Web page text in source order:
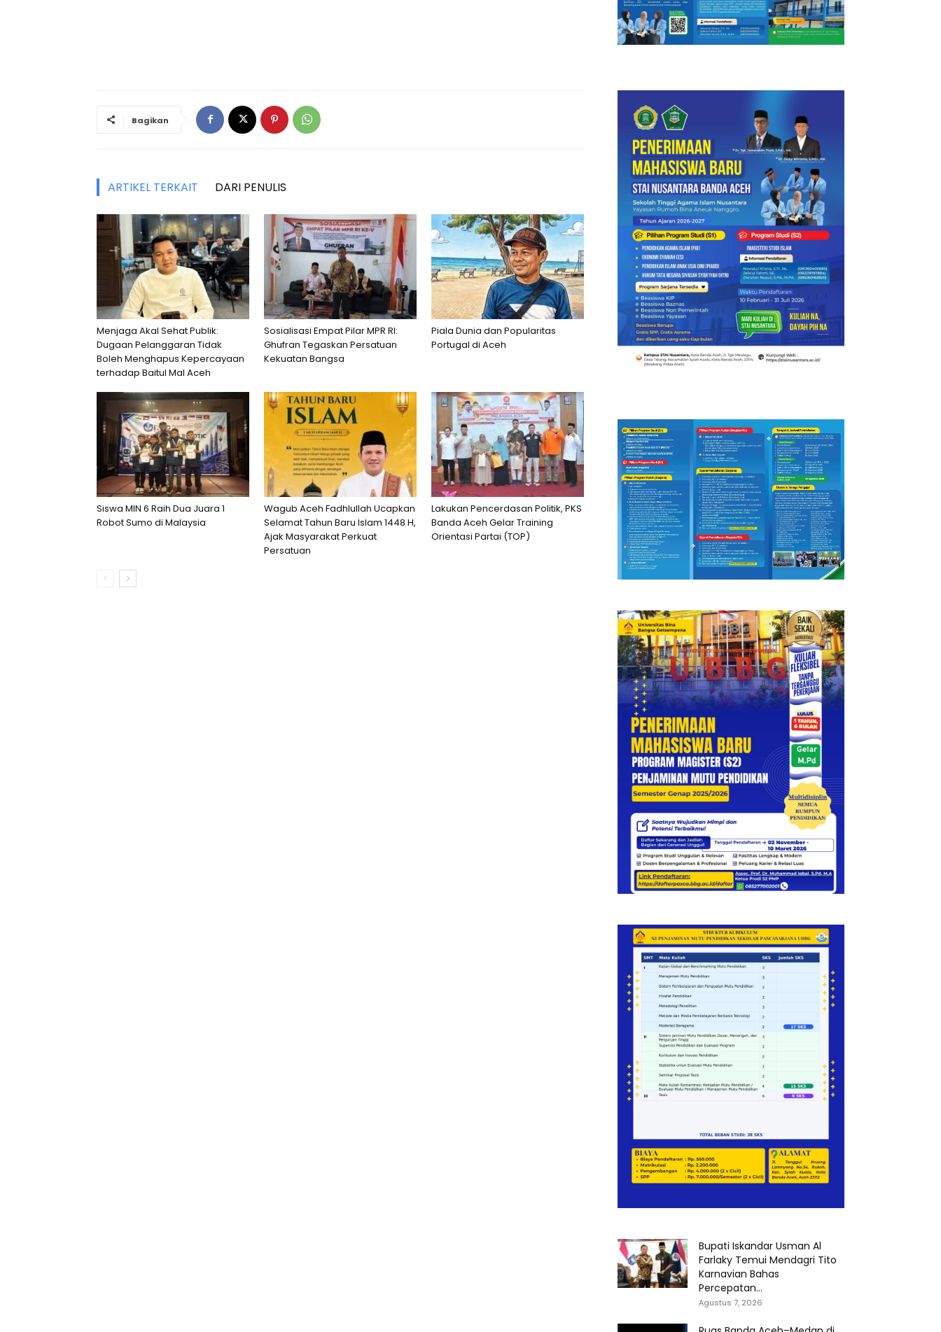
Bagikan
ARTIKEL TERKAIT DARI PENULIS
Menjaga Akal Sehat Publik:
Dugaan Pelanggaran Tidak
Boleh Menghapus Kepercayaan
terhadap Baitul Mal Aceh
Sosialisasi Empat Pilar MPR RI:
Ghufran Tegaskan Persatuan
Kekuatan Bangsa
Piala Dunia dan Popularitas
Portugal di Aceh
Siswa MIN 6 Raih Dua Juara 1
Robot Sumo di Malaysia
Wagub Aceh Fadhlullah Ucapkan
Selamat Tahun Baru Islam 1448 H,
Ajak Masyarakat Perkuat
Persatuan
Lakukan Pencerdasan Politik, PKS
Banda Aceh Gelar Training
Orientasi Partai (TOP)
Bupati Iskandar Usman Al
Farlaky Temui Mendagri Tito
Karnavian Bahas
Percepatan...
Agustus 7, 2026